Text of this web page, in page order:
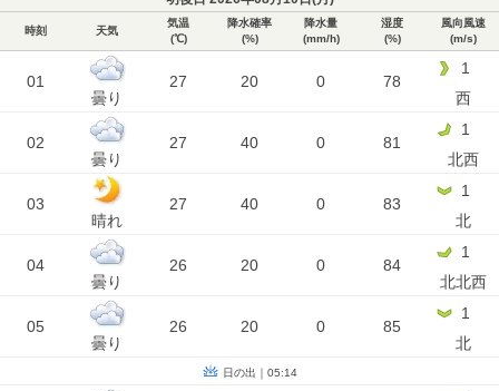
時刻 天気
気温
(℃)
降水確率
(%)
降水量
(mm/h)
湿度
(%)
風向風速
(m/s)
01
曇り
27 20 0 78
1
西
02
曇り
27 40 0 81
1
北西
03
晴れ
27 40 0 83
1
北
04
曇り
26 20 0 84
1
北北西
05
曇り
26 20 0 85
1
北
日の出｜05:14